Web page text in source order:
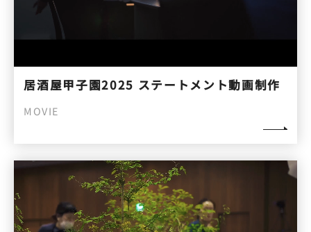
居酒屋甲子園2025 ステートメント動画制作
MOVIE